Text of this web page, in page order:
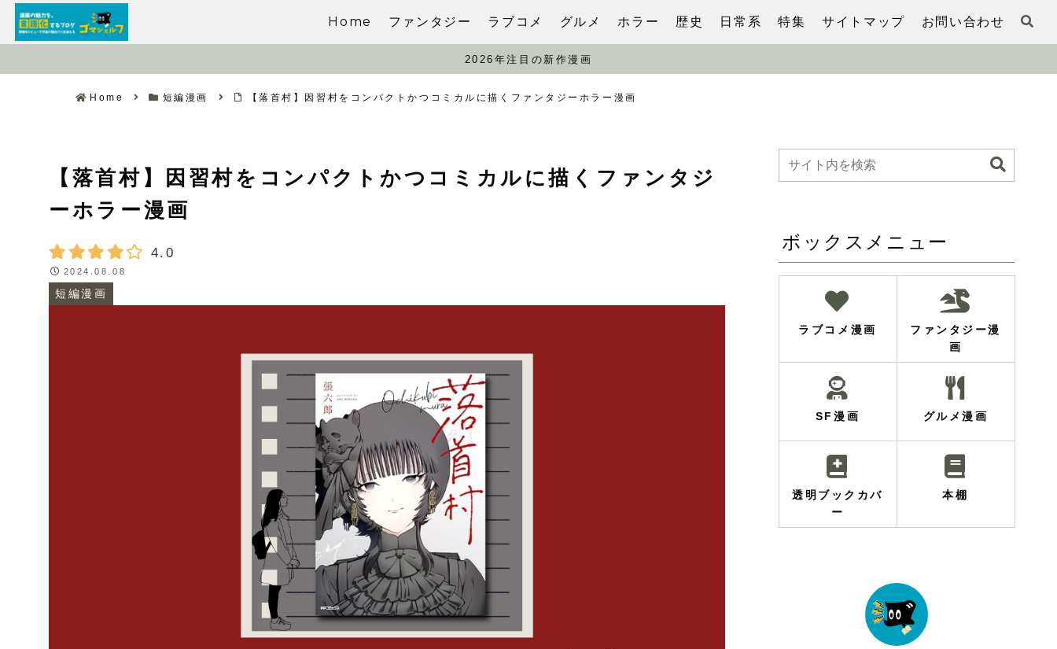
Home ファンタジー ラブコメ グルメ ホラー 歴史 日常系 特集 サイトマップ お問い合わせ
2026年注目の新作漫画
Home 短編漫画 【落首村】因習村をコンパクトかつコミカルに描くファンタジーホラー漫画
【落首村】因習村をコンパクトかつコミカルに描くファンタジ
ーホラー漫画
4.0
短編漫画
2024.08.08
ボックスメニュー
ラブコメ漫画
ファンタジー漫
画
SF漫画 グルメ漫画
透明ブックカバ
ー
本棚